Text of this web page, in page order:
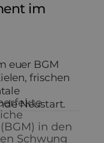
im
euer BGM
frischen
Neustart.
in den
Schwung